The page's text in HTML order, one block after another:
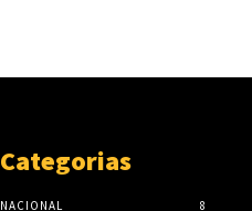
Categorias
NACIONAL 8